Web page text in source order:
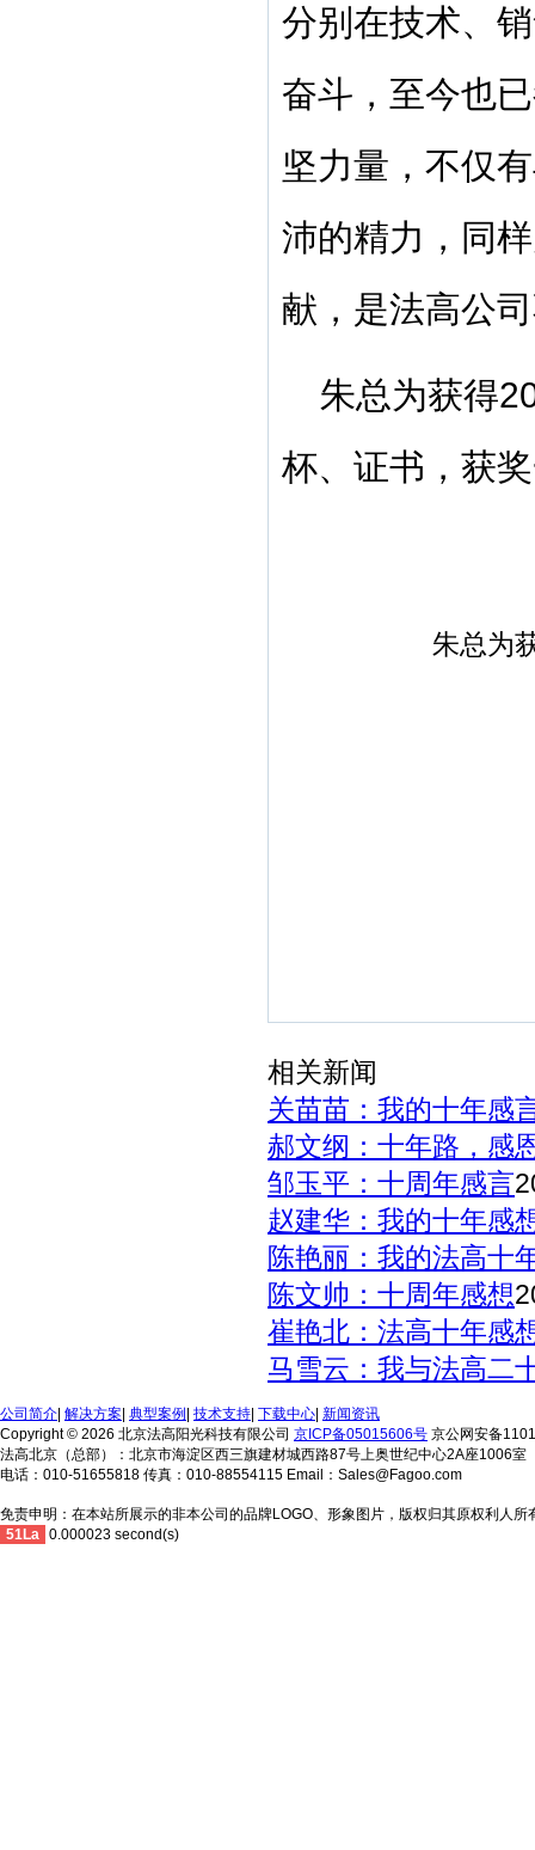
分别在技术、
奋斗，至今也
坚力量，不仅
沛的精力，同
献，是法高公
朱总为获得
杯、证书，获
朱总为
相关新闻
关苗苗：我的十年感
郝文纲：十年路，感
邹玉平：十周年感言
赵建华：我的十年感
陈艳丽：我的法高十
陈文帅：十周年感想
崔艳北：法高十年感
马雪云：我与法高二
公司简介 解决方案 典型案例 技术支持 下载中心 新闻资讯
Copyright © 2026 北京法高阳光科技有限公司 京ICP备05015606号 京公网安备
法高北京（总部）：北京市海淀区西三旗建材城西路87号上奥世纪中心2A座1006室
电话：010-51655818 传真：010-88554115 Email：Sales@Fagoo.com
免责申明：在本站所展示的非本公司的品牌LOGO、形象图片，版权归其原权利人所
51La 0.000023 second(s)